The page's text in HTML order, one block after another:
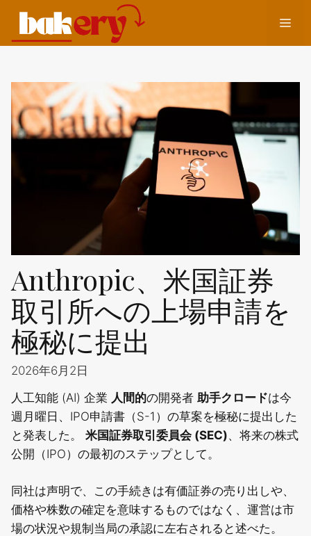
テ
メ
ー
Anthropic、米国証券
取引所への上場申請を
極秘に提出
2026年6月2日
人工知能 (AI) 企業 人間的の開発者 助手クロードは今
週月曜日、IPO申請書（S-1）の草案を極秘に提出した
と発表した。 米国証券取引委員会 (SEC)、将来の株式
公開（IPO）の最初のステップとして。
同社は声明で、この手続きは有価証券の売り出しや、
価格や株数の確定を意味するものではなく、運営は市
場の状況や規制当局の承認に左右されると述べた。